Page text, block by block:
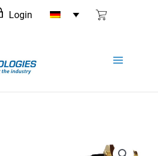
Login